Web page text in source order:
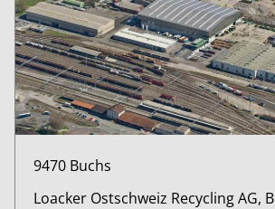
9470 Buchs
Loacker Ostschweiz Recycling AG,